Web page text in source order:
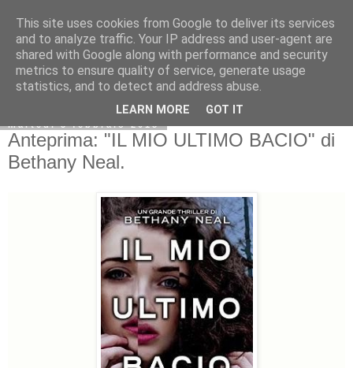
martedì 3 febbraio 2015
Anteprima: "IL MIO ULTIMO BACIO" di
Bethany Neal.
This site uses cookies from Google to deliver its services
and to analyze traffic. Your IP address and user-agent are
shared with Google along with performance and security
metrics to ensure quality of service, generate usage
statistics, and to detect and address abuse.
LEARN MORE GOT IT